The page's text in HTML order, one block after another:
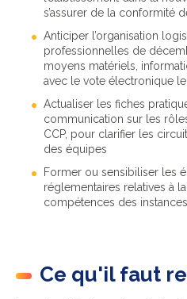
s’assurer de la conformité
Anticiper l’organisation
professionnelles de
moyens matériels,
avec le vote électronique
Actualiser les fiches
communication sur les
CCP, pour clarifier les
des équipes
Former ou sensibiliser les
réglementaires relatives à
compétences des
Ce qu'il faut